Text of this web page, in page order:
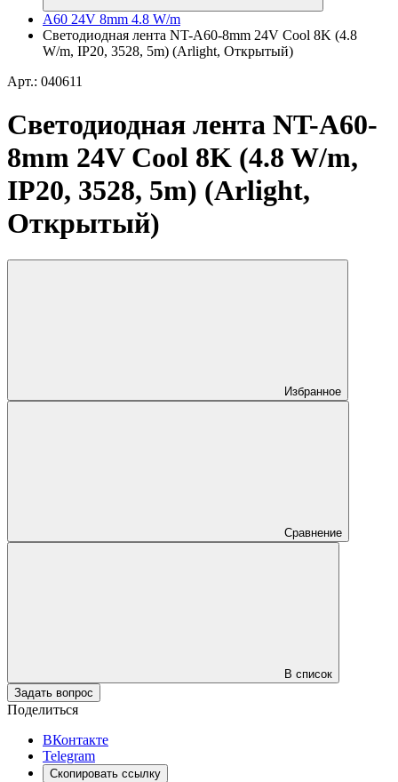
A60 24V 8mm 4.8 W/m
Светодиодная лента NT-A60-8mm 24V Cool 8K (4.8
W/m, IP20, 3528, 5m) (Arlight, Открытый)
Арт.: 040611
Светодиодная лента NT-A60-
8mm 24V Cool 8K (4.8 W/m,
IP20, 3528, 5m) (Arlight,
Открытый)
Избранное
Сравнение
В список
Задать вопрос
Поделиться
ВКонтакте
Telegram
Скопировать ссылку